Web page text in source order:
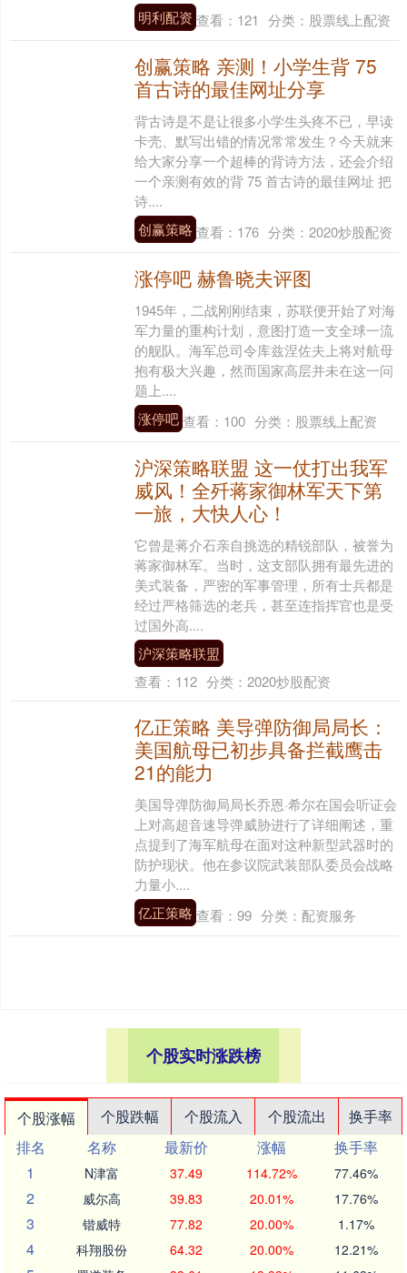
明利配资 查看： 121 分类： 股票线上配资
创赢策略 亲测！小学生背 75
首古诗的最佳网址分享
背古诗是不是让很多小学生头疼不已，早读
卡壳、默写出错的情况常常发生？今天就来
给大家分享一个超棒的背诗方法，还会介绍
一个亲测有效的背 75 首古诗的最佳网址 把
诗....
创赢策略 查看： 176 分类： 2020炒股配资
涨停吧 赫鲁晓夫评图
1945年，二战刚刚结束，苏联便开始了对海
军力量的重构计划，意图打造一支全球一流
的舰队。海军总司令库兹涅佐夫上将对航母
抱有极大兴趣，然而国家高层并未在这一问
题上....
涨停吧查看： 100 分类： 股票线上配资
沪深策略联盟 这一仗打出我军
威风！全歼蒋家御林军天下第
一旅，大快人心！
它曾是蒋介石亲自挑选的精锐部队，被誉为
蒋家御林军。当时，这支部队拥有最先进的
美式装备，严密的军事管理，所有士兵都是
经过严格筛选的老兵，甚至连指挥官也是受
过国外高....
沪深策略联盟
查看： 112 分类： 2020炒股配资
亿正策略 美导弹防御局局长：
美国航母已初步具备拦截鹰击
21的能力
美国导弹防御局局长乔恩·希尔在国会听证会
上对高超音速导弹威胁进行了详细阐述，重
点提到了海军航母在面对这种新型武器时的
防护现状。他在参议院武装部队委员会战略
力量小....
亿正策略 查看： 99 分类： 配资服务
个股实时涨跌榜
个股涨幅 个股跌幅 个股流入 个股流出
换手率
排名
名称 最新价 涨幅
换手率
1
N津富 37.49 114.72% 77.46%
2 威尔高 39.83 20.01% 17.76%
3 锴威特 77.82 20.00% 1.17%
4 科翔股份 64.32 20.00% 12.21%